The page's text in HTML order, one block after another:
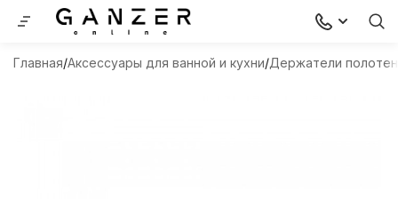
Главная Аксессуары для ванной и кухни Держатели